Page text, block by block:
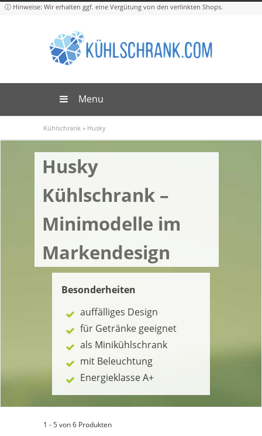
Menu
Kühlschrank » Husky
Husky
Kühlschrank –
Minimodelle im
Markendesign
Besonderheiten
auffälliges Design
für Getränke geeignet
als Minikühlschrank
mit Beleuchtung
Energieklasse A+
1 - 5 von 6 Produkten